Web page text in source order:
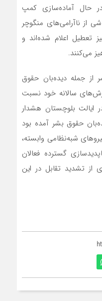
حال آماده‌سازی کمپ
از ناآرامی‌های منگوچر
تعطیل اعلام شده‌اند و
می‌کنند.
از جمله دیده‌بان حقوق
سالانه خود نسبت
ایالت بلوچستان هشدار
در گزارش سال ۲۰۲۳ دیده‌بان حقوق بشر آمده بود
شبه‌نظامی وابسته،
گسترده فعالان
از تشدید تقابل در این